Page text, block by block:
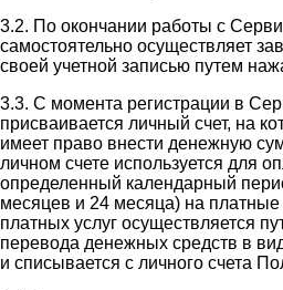
3.2. По окончании работы с
самостоятельно осуществляет
своей учетной записью путем
3.3. С момента регистрации в
присваивается личный счет, на
имеет право внести денежную
личном счете используется для
определенный календарный
месяцев и 24 месяца) на
платных услуг осуществляется
перевода денежных средств в
и списывается с личного счета